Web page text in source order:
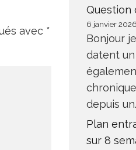
avec *
Question
6 janvier 2026
Bonjour
datent un
depuis
Plan
sur 8